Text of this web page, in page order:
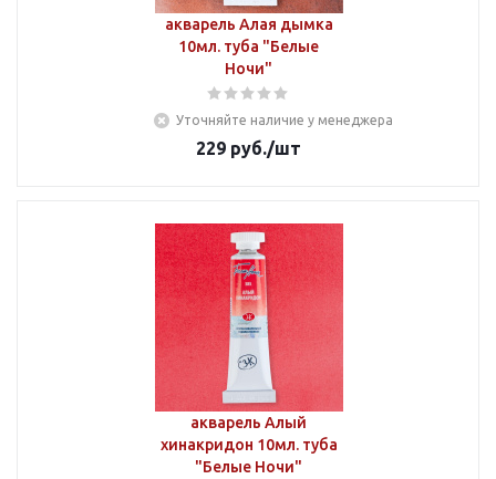
акварель Алая дымка
10мл. туба "Белые
Ночи"
Уточняйте наличие у менеджера
229 руб./шт
акварель Алый
хинакридон 10мл. туба
"Белые Ночи"